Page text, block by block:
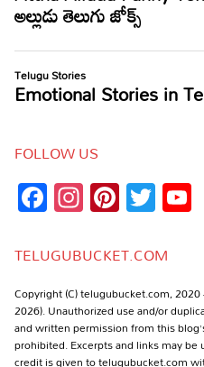
FOLLOW US
Facebook
Instagram
TELUGUBUCKET.COM
Copyright (C) telugubucket.com,
2026). Unauthorized use and/or
and written permission from this
prohibited. Excerpts and links may
credit is given to telugubucket.com